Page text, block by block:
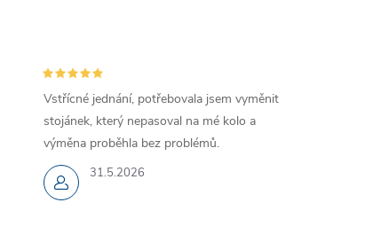
31.5.2026
Vstřícné jednání, potřebovala jsem vyměnit
stojánek, který nepasoval na mé kolo a
výměna proběhla bez problémů.